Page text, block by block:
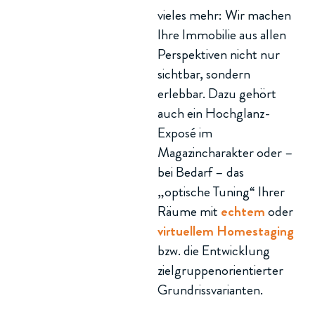
vieles mehr: Wir machen
Ihre Immobilie aus allen
Perspektiven nicht nur
sichtbar, sondern
erlebbar. Dazu gehört
auch ein Hochglanz-
Exposé im
Magazincharakter oder –
bei Bedarf – das
„optische Tuning“ Ihrer
Räume mit echtemoder
virtuellem Homestaging
bzw. die Entwicklung
zielgruppenorientierter
Grundrissvarianten.